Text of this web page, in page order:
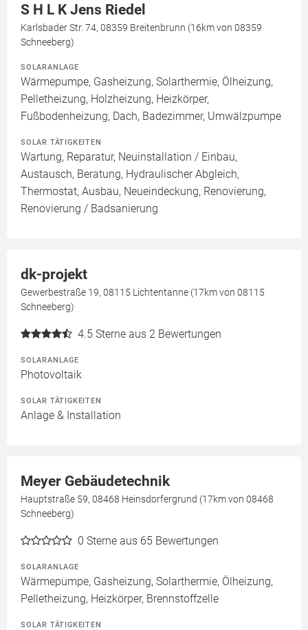
S H L K Jens Riedel
Karlsbader Str. 74, 08359 Breitenbrunn (16km von 08359
Schneeberg)
SOLARANLAGE
Wärmepumpe, Gasheizung, Solarthermie, Ölheizung,
Pelletheizung, Holzheizung, Heizkörper,
Fußbodenheizung, Dach, Badezimmer, Umwälzpumpe
SOLAR TÄTIGKEITEN
Wartung, Reparatur, Neuinstallation / Einbau,
Austausch, Beratung, Hydraulischer Abgleich,
Thermostat, Ausbau, Neueindeckung, Renovierung,
Renovierung / Badsanierung
dk-projekt
Gewerbestraße 19, 08115 Lichtentanne (17km von 08115
Schneeberg)
4.5 Sterne aus 2 Bewertungen
SOLARANLAGE
Photovoltaik
SOLAR TÄTIGKEITEN
Anlage & Installation
Meyer Gebäudetechnik
Hauptstraße 59, 08468 Heinsdorfergrund (17km von 08468
Schneeberg)
0 Sterne aus 65 Bewertungen
SOLARANLAGE
Wärmepumpe, Gasheizung, Solarthermie, Ölheizung,
Pelletheizung, Heizkörper, Brennstoffzelle
SOLAR TÄTIGKEITEN